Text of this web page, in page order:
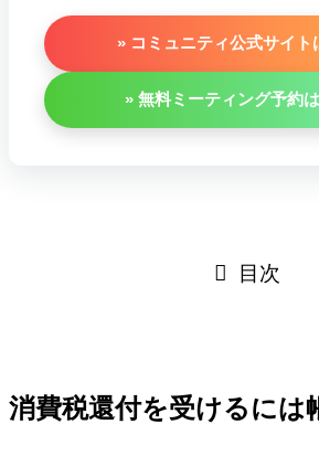
» コミュニティ公式サイト
» 無料ミーティング予約
目次
消費税還付を受けるには